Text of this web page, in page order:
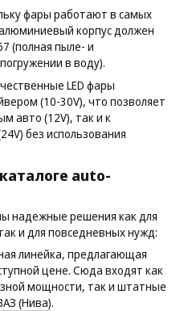
фары работают в самых
корпус должен
(полная пыле- и
в воду).
LED фары
(10-30V), что позволяет
авто (12V), так и к
без использования
auto-
надежные решения как для
и для повседневных нужд:
линейка, предлагающая
цене. Сюда входят как
мощности, так и штатные
(Нива).